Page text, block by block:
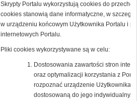
Skrypty Portalu wykorzystują cookies do
cookies stanowią dane informatyczne, w
w urządzeniu końcowym Użytkownika Portalu i
internetowych Portalu.
Pliki cookies wykorzystywane są w celu:
Dostosowania zawartości stron
oraz optymalizacji korzystania z
rozpoznać urządzenie Użytkownika
dostosowaną do jego